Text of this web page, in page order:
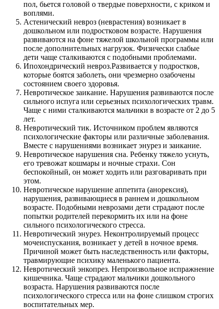
пол, бьется головой о твердые поверхности, с криком и
воплями.
Астенический невроз (неврастения) возникает в
дошкольном или подростковом возрасте. Нарушения
развиваются на фоне тяжелой школьной программы или
после дополнительных нагрузок. Физически слабые
дети чаще сталкиваются с подобными проблемами.
Ипохондрический невроз.Развивается у подростков,
которые боятся заболеть, они чрезмерно озабочены
состоянием своего здоровья.
Невротическое заикание. Нарушения развиваются после
сильного испуга или серьезных психологических травм.
Чаще с ними сталкиваются мальчики в возрасте от 2 до 5
лет.
Невротический тик. Источником проблем являются
психологические факторы или различные заболевания.
Вместе с нарушениями возникает энурез и заикание.
Невротическое нарушения сна. Ребенку тяжело уснуть,
его тревожат кошмары и ночные страхи. Сон
беспокойный, он может ходить или разговаривать при
этом.
Невротическое нарушение аппетита (анорексия),
нарушения, развивающиеся в раннем и дошкольном
возрасте. Подобными неврозами дети страдают после
попытки родителей перекормить их или на фоне
сильного психологического стресса.
Невротический энурез. Неконтролируемый процесс
мочеиспускания, возникает у детей в ночное время.
Причиной может быть наследственность или факторы,
травмирующие психику маленького пациента.
Невротический энкопрез. Непроизвольное испражнение
кишечника. Чаще страдают мальчики дошкольного
возраста. Нарушения развиваются после
психологического стресса или на фоне слишком строгих
воспитательных мер.